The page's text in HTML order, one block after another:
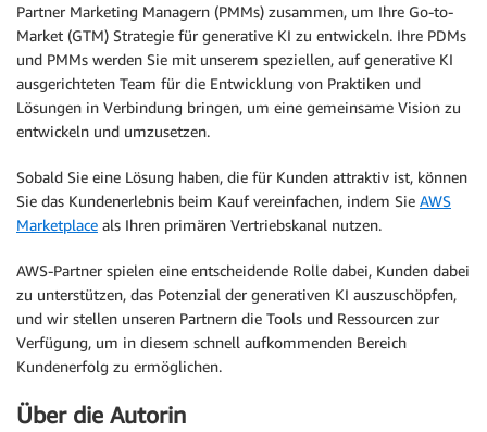
Partner Marketing Managern (PMMs) zusammen, um Ihre Go-to-
Market (GTM) Strategie für generative KI zu entwickeln. Ihre PDMs
und PMMs werden Sie mit unserem speziellen, auf generative KI
ausgerichteten Team für die Entwicklung von Praktiken und
Lösungen in Verbindung bringen, um eine gemeinsame Vision zu
entwickeln und umzusetzen.
Sobald Sie eine Lösung haben, die für Kunden attraktiv ist, können
Sie das Kundenerlebnis beim Kauf vereinfachen, indem Sie AWS
Marketplace als Ihren primären Vertriebskanal nutzen.
AWS-Partner spielen eine entscheidende Rolle dabei, Kunden dabei
zu unterstützen, das Potenzial der generativen KI auszuschöpfen,
und wir stellen unseren Partnern die Tools und Ressourcen zur
Verfügung, um in diesem schnell aufkommenden Bereich
Kundenerfolg zu ermöglichen.
Über die Autorin